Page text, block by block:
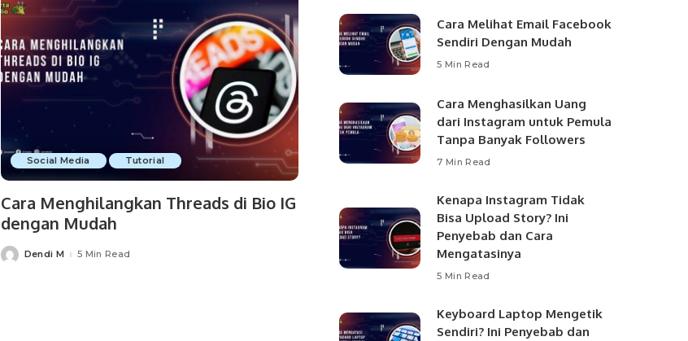
Social Media Tutorial
Cara Menghilangkan Threads di Bio IG
dengan Mudah
PostedDendi M 5 Min Read
Cara Melihat Email Facebook
Sendiri Dengan Mudah
5 Min Read
Cara Menghasilkan Uang
dari Instagram untuk Pemula
Tanpa Banyak Followers
7 Min Read
Kenapa Instagram Tidak
Bisa Upload Story? Ini
Penyebab dan Cara
Mengatasinya
5 Min Read
Keyboard Laptop Mengetik
Sendiri? Ini Penyebab dan